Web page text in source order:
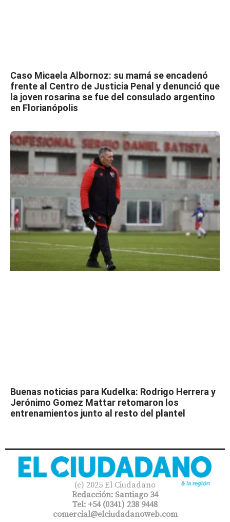
Caso Micaela Albornoz: su mamá se encadenó
frente al Centro de Justicia Penal y denunció que
la joven rosarina se fue del consulado argentino
en Florianópolis
Buenas noticias para Kudelka: Rodrigo Herrera y
Jerónimo Gomez Mattar retomaron los
entrenamientos junto al resto del plantel
(c) 2025 El Ciudadano
Redacción: Santiago 34
Tel: +54 (0341) 238 9448
comercial@elciudadanoweb.com​